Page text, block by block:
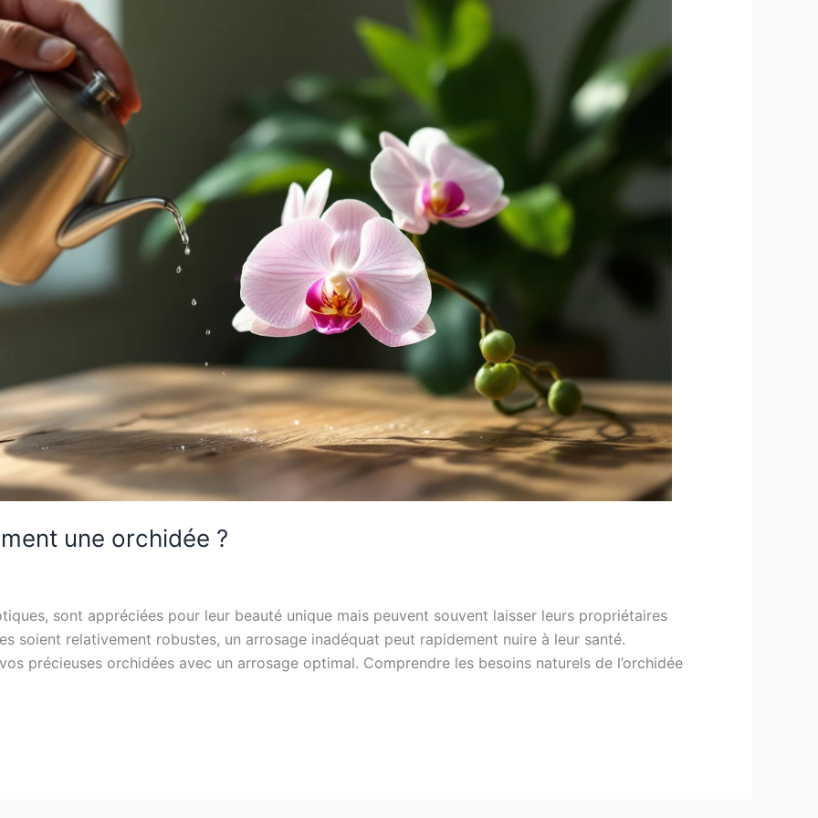
une orchidée ?
sont appréciées pour leur beauté unique mais peuvent souvent laisser leurs propriétaires
soient relativement robustes, un arrosage inadéquat peut rapidement nuire à leur santé.
précieuses orchidées avec un arrosage optimal. Comprendre les besoins naturels de l’orchidée